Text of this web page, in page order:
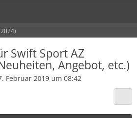
Swift Sport AZ
Angebot, etc.)
Februar 2019 um 08:42